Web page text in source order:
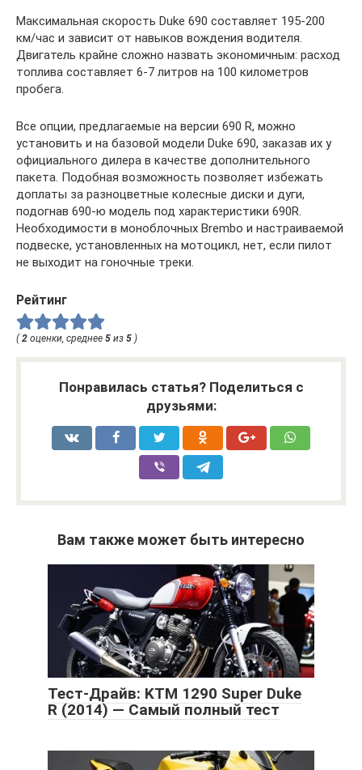
Максимальная скорость Duke 690 составляет 195-200
км/час и зависит от навыков вождения водителя.
Двигатель крайне сложно назвать экономичным: расход
топлива составляет 6-7 литров на 100 километров
пробега.
Все опции, предлагаемые на версии 690 R, можно
установить и на базовой модели Duke 690, заказав их у
официального дилера в качестве дополнительного
пакета. Подобная возможность позволяет избежать
доплаты за разноцветные колесные диски и дуги,
подогнав 690-ю модель под характеристики 690R.
Необходимости в моноблочных Brembo и настраиваемой
подвеске, установленных на мотоцикл, нет, если пилот
не выходит на гоночные треки.
Рейтинг
( 2 оценки, среднее 5 из 5 )
Понравилась статья? Поделиться с
друзьями:
Вам также может быть интересно
Тест-Драйв: KTM 1290 Super Duke
R (2014) — Самый полный тест